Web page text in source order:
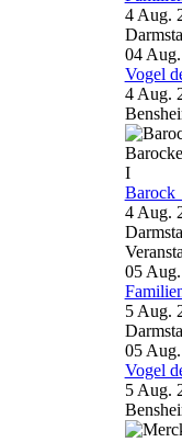
4 Aug.
04 Aug.
Vogel
4 Aug.
4 Aug.
05 Aug.
5 Aug.
05 Aug.
Vogel
5 Aug.